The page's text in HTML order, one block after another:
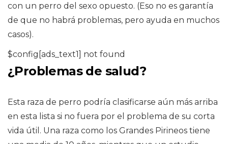
con un perro del sexo opuesto. (Eso no es garantía
de que no habrá problemas, pero ayuda en muchos
casos).
$config[ads_text1] not found
¿Problemas de salud?
Esta raza de perro podría clasificarse aún más arriba
en esta lista si no fuera por el problema de su corta
vida útil. Una raza como los Grandes Pirineos tiene